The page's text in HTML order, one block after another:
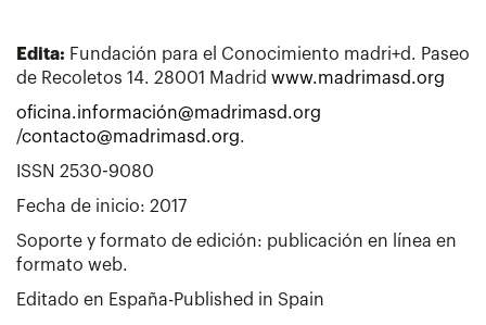
Edita: Fundación para el Conocimiento madri+d. Paseo
de Recoletos 14. 28001 Madrid www.madrimasd.org
oficina.información@madrimasd.org
/contacto@madrimasd.org.
ISSN 2530-9080
Fecha de inicio: 2017
Soporte y formato de edición: publicación en línea en
formato web.
Editado en España-Published in Spain